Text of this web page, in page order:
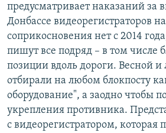
предусматривает наказаний за
Донбассе видеорегистраторов
соприкосновения нет с 2014
пишут все подряд – в том числе
позиции вдоль дороги. Весной и
отбирали на любом блокпосту
оборудование", а заодно чтобы
укрепления противника.
с видеорегистратором, которая